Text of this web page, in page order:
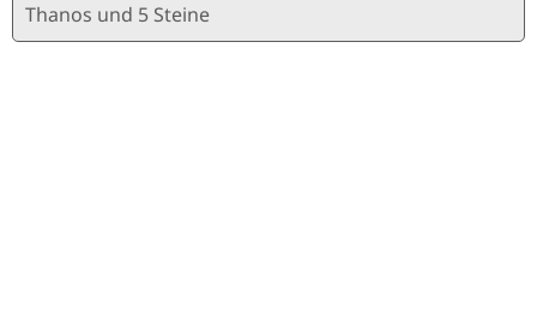
Thanos und 5 Steine